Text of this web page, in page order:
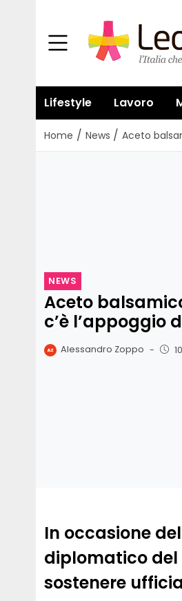
Lifestyle Lavoro
Home / News / Aceto
NEWS
Aceto
c’è l’appoggio
Alessandro Zoppo -
In occasione
diplomatico del
sostenere